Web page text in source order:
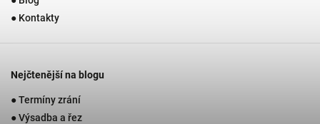
● Kontakty
Nejčtenější na blogu
● Termíny zrání
● Výsadba a řez